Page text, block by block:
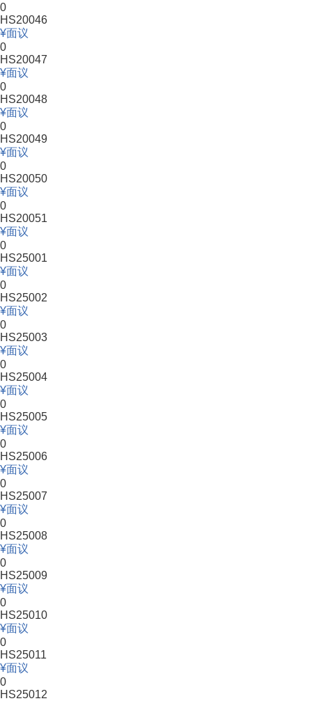
0
HS20046
面议
0
HS20047
面议
0
HS20048
面议
0
HS20049
面议
0
HS20050
面议
0
HS20051
面议
0
HS25001
面议
0
HS25002
面议
0
HS25003
面议
0
HS25004
面议
0
HS25005
面议
0
HS25006
面议
0
HS25007
面议
0
HS25008
面议
0
HS25009
面议
0
HS25010
面议
0
HS25011
面议
0
HS25012